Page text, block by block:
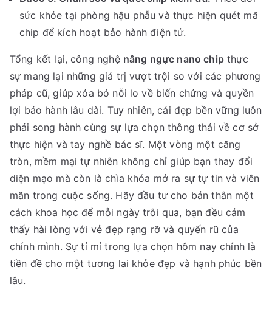
sức khỏe tại phòng hậu phẫu và thực hiện quét mã
chip để kích hoạt bảo hành điện tử.
Tổng kết lại, công nghệ nâng ngực nano chipthực
sự mang lại những giá trị vượt trội so với các phương
pháp cũ, giúp xóa bỏ nỗi lo về biến chứng và quyền
lợi bảo hành lâu dài. Tuy nhiên, cái đẹp bền vững luôn
phải song hành cùng sự lựa chọn thông thái về cơ sở
thực hiện và tay nghề bác sĩ. Một vòng một căng
tròn, mềm mại tự nhiên không chỉ giúp bạn thay đổi
diện mạo mà còn là chìa khóa mở ra sự tự tin và viên
mãn trong cuộc sống. Hãy đầu tư cho bản thân một
cách khoa học để mỗi ngày trôi qua, bạn đều cảm
thấy hài lòng với vẻ đẹp rạng rỡ và quyến rũ của
chính mình. Sự tỉ mỉ trong lựa chọn hôm nay chính là
tiền đề cho một tương lai khỏe đẹp và hạnh phúc bền
lâu.